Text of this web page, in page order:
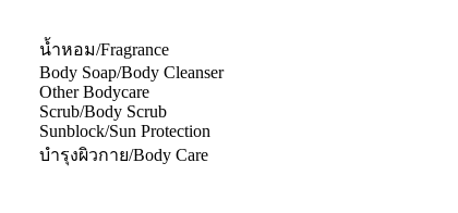
น้ำหอม/Fragrance
Body Soap/Body Cleanser
Other Bodycare
Scrub/Body Scrub
Sunblock/Sun Protection
บำรุงผิวกาย/Body Care